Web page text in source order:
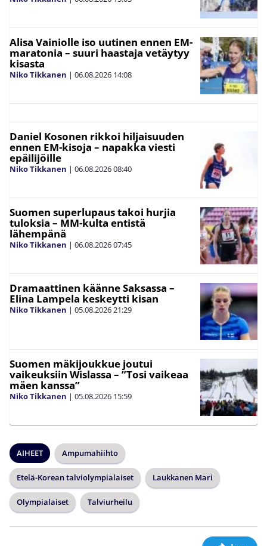
Alisa Vainiolle iso uutinen ennen EM-
maratonia – suuri haastaja vetäytyy
kisasta
Niko Tikkanen | 06.08.2026 14:08
Daniel Kosonen rikkoi hiljaisuuden
ennen EM-kisoja – napakka viesti
epäilijöille
Niko Tikkanen | 06.08.202608:40
Suomen superlupaus takoi hurjia
tuloksia – MM-kulta entistä
lähempänä
Niko Tikkanen | 06.08.202607:45
Dramaattinen käänne Saksassa –
Elina Lampela keskeytti kisan
Niko Tikkanen | 05.08.202621:29
Suomen mäkijoukkue joutui
vaikeuksiin Wislassa – ”Tosi vaikeaa
mäen kanssa”
Niko Tikkanen | 05.08.2026 15:59
AIHEET Ampumahiihto
Etelä-Korean talviolympialaiset Laukkanen Mari
Olympialaiset Talviurheilu